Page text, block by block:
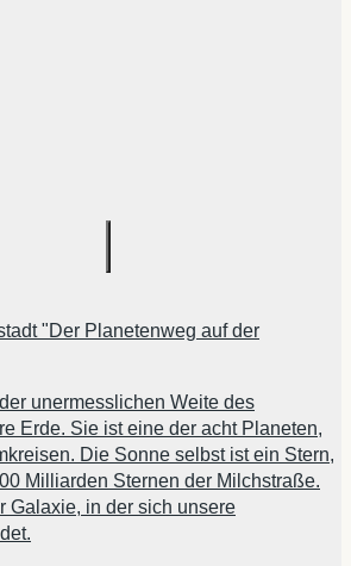
"Der Planetenweg auf der
unermesslichen Weite des
Erde. Sie ist eine der acht Planeten,
Die Sonne selbst ist ein Stern,
Milliarden Sternen der Milchstraße.
Galaxie, in der sich unsere